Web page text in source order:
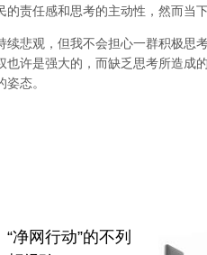
责任感和思考的主动性，然而当
续悲观，但我不会担心一群积极思
也许是强大的，而缺乏思考所造成
姿态。
“净网行动”的不列